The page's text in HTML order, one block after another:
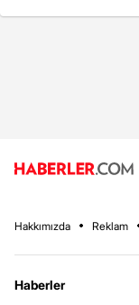
Hakkımızda Reklam
Haberler